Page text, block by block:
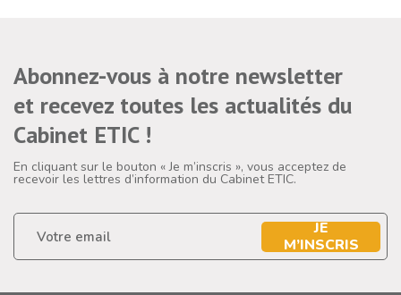
Abonnez-vous à notre newsletter
et recevez toutes les actualités du
Cabinet ETIC !
En cliquant sur le bouton « Je m’inscris », vous acceptez de
recevoir les lettres d’information du Cabinet ETIC.
JE
M’INSCRIS